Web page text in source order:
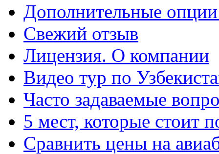
Дополнительные
Свежий отзыв
Лицензия. О компании
Видео тур по
Часто задаваемые
5 мест, которые стоит
Сравнить цены на